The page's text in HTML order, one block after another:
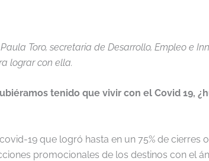
Toro, secretaria de Desarrollo, Empleo e
lograr con ella.
tenido que vivir con el Covid 19,
19 que logró hasta en un 75% de cierres o
promocionales de los destinos con el